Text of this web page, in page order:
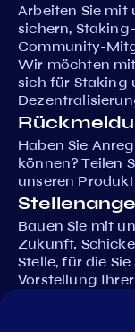
Arbeiten Sie mit
sichern,
Community-
Wir möchten
sich für Staking
Haben Sie
können? Teilen
unseren
Bauen Sie mit
Zukunft.
Stelle, für die
Vorstellung